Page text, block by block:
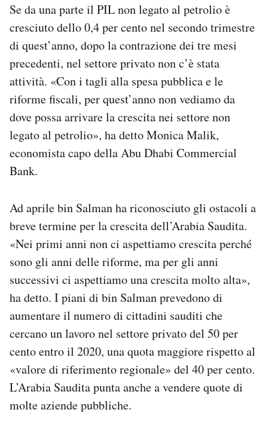
Se da una parte il PIL non legato al petrolio è
cresciuto dello 0,4 per cento nel secondo trimestre
di quest’anno, dopo la contrazione dei tre mesi
precedenti, nel settore privato non c’è stata
attività. «Con i tagli alla spesa pubblica e le
riforme fiscali, per quest’anno non vediamo da
dove possa arrivare la crescita nei settore non
legato al petrolio», ha detto Monica Malik,
economista capo della Abu Dhabi Commercial
Bank.
Ad aprile bin Salman ha riconosciuto gli ostacoli a
breve termine per la crescita dell’Arabia Saudita.
«Nei primi anni non ci aspettiamo crescita perché
sono gli anni delle riforme, ma per gli anni
successivi ci aspettiamo una crescita molto alta»,
ha detto. I piani di bin Salman prevedono di
aumentare il numero di cittadini sauditi che
cercano un lavoro nel settore privato del 50 per
cento entro il 2020, una quota maggiore rispetto al
«valore di riferimento regionale» del 40 per cento.
L’Arabia Saudita punta anche a vendere quote di
molte aziende pubbliche.